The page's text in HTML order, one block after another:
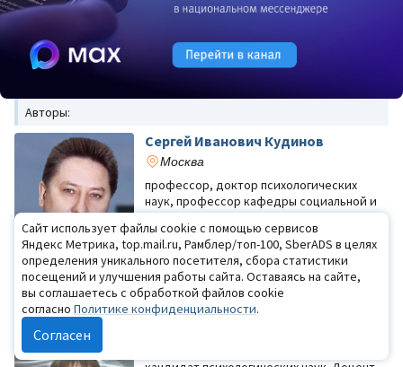
Авторы:
Сергей Иванович Кудинов
Москва
профессор, доктор психологических
наук, профессор кафедры социальной и
дифференциальной психологии
филологического факультета,
Российский университет дружбы
народов
Сайт использует файлы cookie с помощью сервисов
Яндекс Метрика, top.mail.ru, Рамблер/топ-100, SberADS в целях
определения уникального посетителя, сбора статистики
посещений и улучшения работы сайта. Оставаясь на сайте,
вы соглашаетесь с обработкой файлов cookie
согласно Политике конфиденциальности.
Согласен